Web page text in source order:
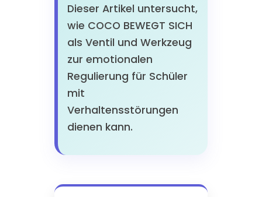
Dieser Artikel untersucht,
wie COCO BEWEGT SICH
als Ventil und Werkzeug
zur emotionalen
Regulierung für Schüler
mit
Verhaltensstörungen
dienen kann.